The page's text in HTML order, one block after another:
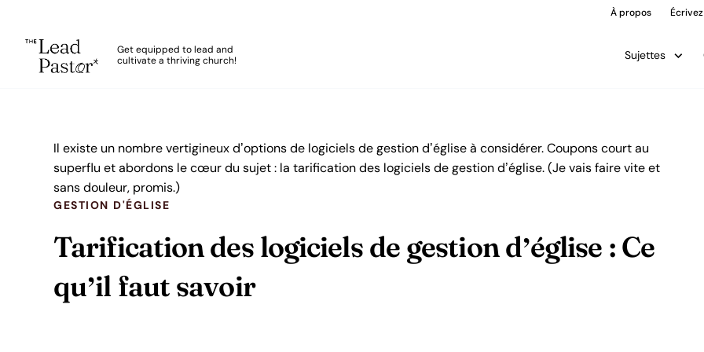
À propos
Get equipped to lead and
cultivate a thriving church!
Sujettes
GESTION D'ÉGLISE
Tarification des logiciels de gestion d’église : Ce
qu’il faut savoir
Il existe un nombre vertigineux d’options de logiciels de gestion d’église à considérer. Coupons court au
superflu et abordons le cœur du sujet : la tarification des logiciels de gestion d’église. (Je vais faire vite et
sans douleur, promis.)